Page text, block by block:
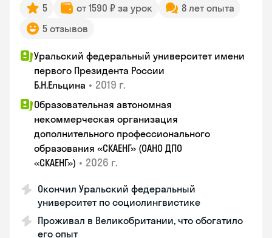
5 от 1590 ₽ за урок
8 лет опыта
5 отзывов
Уральский федеральный университет имени
первого Президента России
Б.Н.Ельцина • 2019 г.
Образовательная автономная
некоммерческая организация
дополнительного профессионального
образования «СКАЕНГ» (ОАНО ДПО
«СКАЕНГ») • 2026 г.
Окончил Уральский федеральный
университет по социолингвистике
Проживал в Великобритании, что обогатило
его опыт